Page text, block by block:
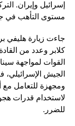
إسرائيل وإيران.
مستوى التأهب في
جاءت زيارة هليفي
كلابر وعدد من
القوات لمواجهة
الجيش الإسرائيلي،
ومجهزة للتعامل
لاستخدام قدرات
للضرر.